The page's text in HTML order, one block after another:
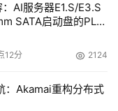
AI服务器E1.S/E3.S
SATA启动盘的PLP
12分 2124
：Akamai重构分布式